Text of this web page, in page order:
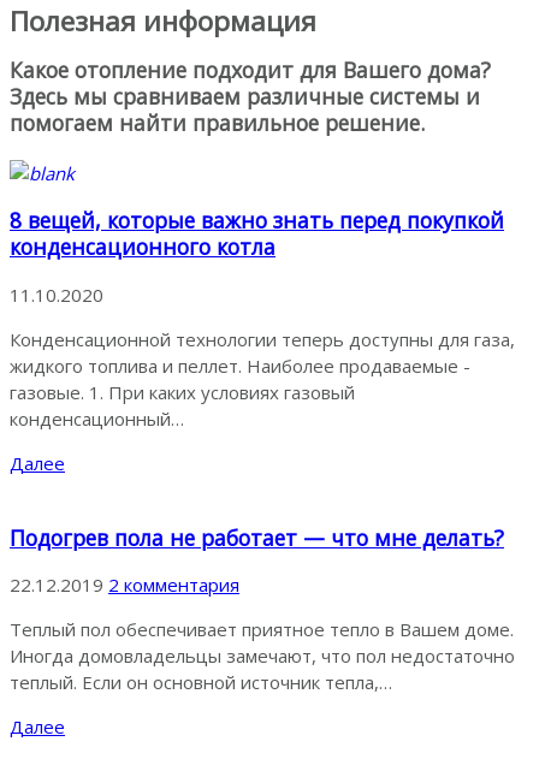
Полезная информация
Какое отопление подходит для Вашего дома?
Здесь мы сравниваем различные системы и
помогаем найти правильное решение.
8 вещей, которые важно знать перед покупкой
конденсационного котла
11.10.2020
Конденсационной технологии теперь доступны для газа,
жидкого топлива и пеллет. Наиболее продаваемые -
газовые. 1. При каких условиях газовый
конденсационный…
Далее
Подогрев пола не работает — что мне делать?
22.12.2019 2 комментария
Теплый пол обеспечивает приятное тепло в Вашем доме.
Иногда домовладельцы замечают, что пол недостаточно
теплый. Если он основной источник тепла,…
Далее